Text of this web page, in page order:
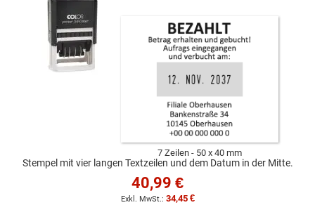
7 Zeilen 50 x 40 mm
Stempel mit vier langen Textzeilen und dem Datum in der Mitte.
40,99 €
34,45 €